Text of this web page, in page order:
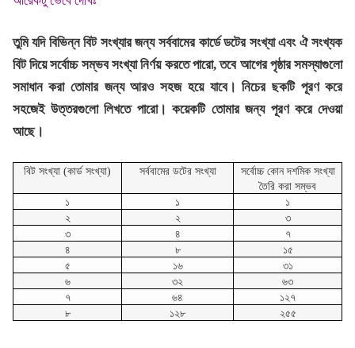
তুমি যদি বিভিন্ন বিট সংখ্যার জন্য সর্ববামের কার্ডে ডটের সংখ্যা এবং ঐ সংখ্যক
বিট দিয়ে সর্বোচ্চ সম্ভব সংখ্যা নির্ণয় করতে পারো, তবে আগের পৃষ্ঠার সমস্যাগুলো
সমাধান করা তোমার জন্য আরও সহজ হয়ে যাবে। নিচের ছকটি পূরণ করে
সহজেই উত্তরগুলো লিখতে পারো। কয়েকটি তোমার জন্য পূরণ করে দেওয়া
আছে।
বিট সংখ্যা (কার্ড সংখ্যা) সর্ববামের ডটের সংখ্যা
সর্বোচ্চ কোন দশমিক সংখ্যা
তৈরি করা সম্ভব
১
১
১
২
২
৩
৩
৪
৭
৪
৮
১৫
৫
১৬
৩১
৬
৩২
৬৩
৭
৬৪
১২৭
৮
১২৮ ২৫৫